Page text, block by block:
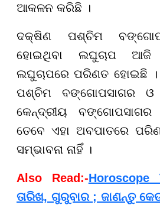
ଆକଳନ କରିଛି ।
ଦକ୍ଷିଣ ପଶ୍ଚିମ
ହୋଇଥିବା ଲଘୁଚାପ
ଲଘୁଚାପରେ ପରିଣତ ହୋଇଛି
ପଶ୍ଚିମ ବଙ୍ଗୋପସାଗର ଓ
କେନ୍ଦ୍ରୀୟ
ତେବେ ଏହା ଅବପାତରେ
ସମ୍ଭାବନା ନାହିଁ ।
Also Read:-
ତାରିଖ, ଗୁରୁବାର ; ଜାଣନ୍ତୁ